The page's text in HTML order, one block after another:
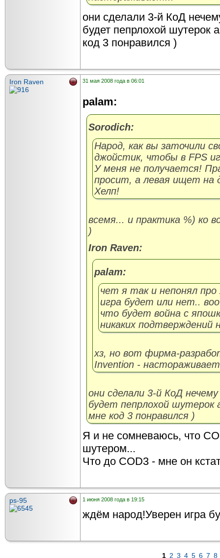
они сделали 3-й КоД
будет пепрлохой шутерок
код 3 понравился )
Iron Raven 31 мая 2008 года в 06:01
palam:
Sorodich:
Народ, как вы заточили
джойстик, чтобы в FPS
У меня не получается!
просит, а левая ищет на
Хелп!
всемя... и практика %) ко
)
Iron Raven:
palam:
чет я так и непонял
игра будет или нет..
что будет война с
никаких подтверждений
хз, но вот фирма-
Invention -
они сделали 3-й КоД
будет пепрлохой шутерок
мне код 3 понравился )
Я и не сомневаюсь, что
шутером...
Что до COD3 - мне он
ps-95 1 июня 2008 года в 19:15
ждём народ!Уверен игра
1 2 3 4 5 6 7 8